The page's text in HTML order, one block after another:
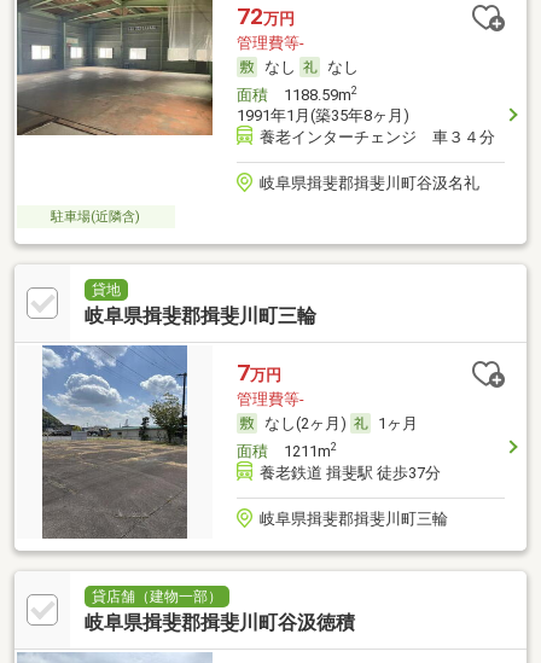
72万円
管理費等-
なし
なし
面積1188.59m2
1991年1月(築35年8ヶ月)
養老インターチェンジ 車３４分
岐阜県揖斐郡揖斐川町谷汲名礼
駐車場(近隣含)
貸地
岐阜県揖斐郡揖斐川町三輪
7万円
管理費等-
なし(2ヶ月)
1ヶ月
面積1211m2
養老鉄道 揖斐駅 徒歩37分
岐阜県揖斐郡揖斐川町三輪
貸店舗（建物一部）
岐阜県揖斐郡揖斐川町谷汲徳積